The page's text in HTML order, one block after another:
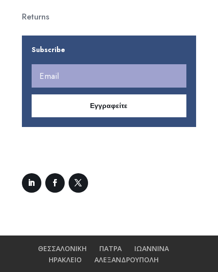
Returns
Subscribe
Εγγραφείτε
ΘΕΣΣΑΛΟΝΙΚΗ ΠΑΤΡΑ
ΙΩΑΝΝΙΝΑ
ΗΡΑΚΛΕΙΟ
ΑΛΕΞΑΝΔΡΟΥΠΟΛΗ